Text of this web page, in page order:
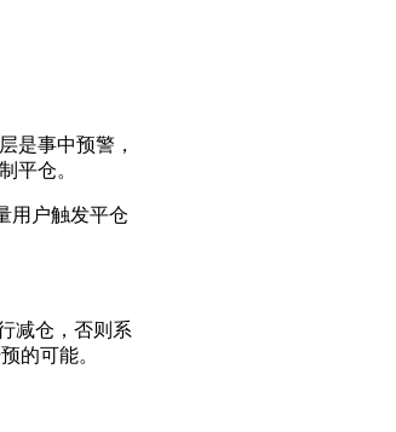
是事中预警，
平仓。
用户触发平仓
减仓，否则系
的可能。